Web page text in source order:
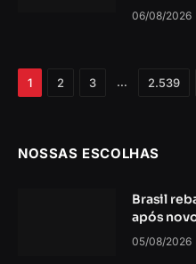
06/08/2026
1 2 3 … 2.539
NOSSAS ESCOLHAS
Brasil
após
05/08/2026